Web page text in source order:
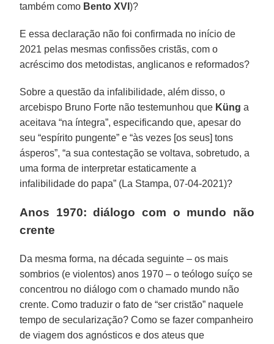
também como Bento XVI)?
E essa declaração não foi confirmada no início de
2021 pelas mesmas confissões cristãs, com o
acréscimo dos metodistas, anglicanos e reformados?
Sobre a questão da infalibilidade, além disso, o
arcebispo Bruno Forte não testemunhou que Küng a
aceitava “na íntegra”, especificando que, apesar do
seu “espírito pungente” e “às vezes [os seus] tons
ásperos”, “a sua contestação se voltava, sobretudo, a
uma forma de interpretar estaticamente a
infalibilidade do papa” (La Stampa, 07-04-2021)?
Anos 1970: diálogo com o mundo não
crente
Da mesma forma, na década seguinte – os mais
sombrios (e violentos) anos 1970 – o teólogo suíço se
concentrou no diálogo com o chamado mundo não
crente. Como traduzir o fato de “ser cristão” naquele
tempo de secularização? Como se fazer companheiro
de viagem dos agnósticos e dos ateus que